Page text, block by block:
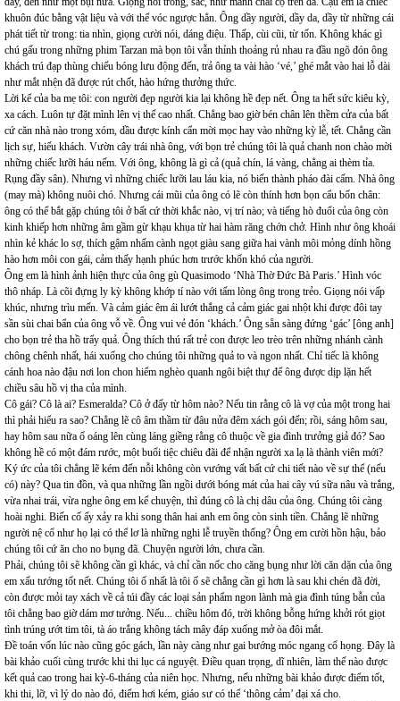
khuôn đúc bằng vật liệu và với thể vóc ngược hẳn. Ông dầy người, dầy da, dầy từ những cái
phát tiết từ trong: tia nhìn, giọng cười nói, dáng điệu. Thấp, cùi cũi, từ tốn. Không khác gì
chú gấu trong những phim Tarzan mà bọn tôi vẫn thỉnh thoảng rủ nhau ra đầu ngõ đón ông
khách trú đạp thùng chiếu bóng lưu động đến, trả ông ta vài hào ‘vé,’ ghé mắt vào hai lỗ dài
như mắt nhện đã được rút chốt, hào hứng thưởng thức.
Lời kể của ba mẹ tôi: con người đẹp người kia lại không hề đẹp nết. Ông ta hết sức kiêu kỳ,
xa cách. Luôn tự đặt mình lên vị thế cao nhất. Chẳng bao giờ bén chân lên thềm cửa của bất
cứ căn nhà nào trong xóm, dầu được kính cẩn mời mọc hay vào những kỳ lễ, tết. Chẳng cần
lịch sự, hiếu khách. Vườn cây trái nhà ông, với bọn trẻ chúng tôi là quả chanh non chào mời
những chiếc lưỡi háu nếm. Với ông, không là gì cả (quả chín, lá vàng, chẳng ai thèm tỉa.
Rụng đầy sân). Nhưng vì những chiếc lưỡi lau láu kia, nó biến thành pháo đài cấm. Nhà ông
(may mà) không nuôi chó. Nhưng cái mũi của ông có lẽ còn thính hơn bọn cẩu bốn chân:
ông có thể bắt gặp chúng tôi ở bất cứ thời khắc nào, vị trí nào; và tiếng hò đuổi của ông còn
kinh khiếp hơn những âm gầm gừ khạu khụa từ hai hàm răng chớn chở. Hình như ông khoái
nhìn kẻ khác lo sợ, thích gậm nhấm cành ngọt giàu sang giữa hai vành môi mỏng dính hồng
hào hơn môi con gái, cảm thấy hạnh phúc hơn trước khốn khó của người.
Ông em là hình ảnh hiện thực của ông gù Quasimodo ‘Nhà Thờ Đức Bà Paris.’ Hình vóc
thô nháp. Là cõi đựng ly kỳ không khớp tí nào với tấm lòng ông trong trẻo. Giọng nói vấp
khúc, nhưng trìu mến. Và cảm giác êm ái lướt thắng cả cảm giác gai nhột khi được đôi tay
sần sùi chai bẩn của ông vỗ về. Ông vui vẻ đón ‘khách.’ Ông sẵn sàng đứng ‘gác’ [ông anh]
cho bọn trẻ tha hồ trẩy quả. Ông thích thú rất trẻ con được leo trèo trên những nhánh cành
chông chênh nhất, hái xuống cho chúng tôi những quả to và ngon nhất. Chỉ tiếc là không
cánh hoa nào đậu nơi lon chon hiểm nghèo quanh ngôi biệt thự để ông được dịp lặn hết
chiều sâu hồ vị tha của mình.
Cô gái? Cô là ai? Esmeralda? Cô ở đấy từ hôm nào? Nếu tin rằng cô là vợ của một trong hai
thì phải hiểu ra sao? Chẳng lẽ cô âm thầm từ đâu nửa đêm xách gói đến; rồi, sáng hôm sau,
hay hôm sau nữa ố oáng lên cùng láng giềng rằng cô thuộc về gia đình trưởng giả đó? Sao
không hề có một đám rước, một buổi tiệc chiêu đãi để nhận người xa lạ là thành viên mới?
Ký ức của tôi chẳng lẽ kém đến nỗi không còn vướng vất bất cứ chi tiết nào về sự thể (nếu
có) này? Qua tin đồn, và qua những lần ngồi dưới bóng mát của hai cây vú sữa nâu và trắng,
vừa nhai trái, vừa nghe ông em kể chuyện, thì đúng cô là chị dâu của ông. Chúng tôi càng
hoài nghi. Biến cố ấy xảy ra khi song thân hai anh em ông còn sinh tiền. Chẳng lẽ những
người nệ cổ như họ lại có thể lơ là những nghi lễ truyền thống? Ông em cười hồn hậu, bảo
chúng tôi cứ ăn cho no bụng đã. Chuyện người lớn, chưa cần.
Phải, chúng tôi sẽ không cần gì khác, và chỉ cần nốc cho căng bụng như lời căn dặn của ông
em xấu tướng tốt nết. Chúng tôi ố nhất là tôi ố sẽ chẳng cần gì hơn là sau khi chén đã đời,
còn được mỏi tay xách về cả túi đầy các loại sản phẩm ngon lành mà gia đình túng bẫn của
tôi chẳng bao giờ dám mơ tưởng. Nếu... chiều hôm đó, trời không bỗng hứng khởi rót giọt
tình trúng ướt tim tôi, tà áo trắng không tách mây đáp xuống mở òa đôi mắt.
Đề toán vốn lúc nào cũng góc gách, lần này càng như gai bướng móc ngang cổ họng. Đây là
bài khảo cuối cùng trước khi thi lục cá nguyệt. Điều quan trọng, dĩ nhiên, làm thế nào được
kết quả cao trong hai kỳ-6-tháng của niên học. Nhưng, nếu những bài khảo được điểm tốt,
khi thi, lỡ, vì lý do nào đó, điểm hơi kém, giáo sư có thể ‘thông cảm’ đại xá cho.